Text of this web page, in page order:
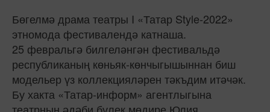
Бөгелмә драма театры I «Татар Style-2022»
этномода фестивалендә катнаша.
25 февральгә билгеләнгән фестивальдә
республиканың көньяк-көнчыгышыннан биш
модельер үз коллекцияләрен тәкъдим итәчәк.
Бу хакта «Татар-информ» агентлыгына